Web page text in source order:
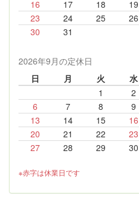
16
17 18 19
23
24 25 26
30
31
2026年9月の定休日
日
月 火 水
1
2
6
7 8 9
13
14 15 16
20
21 22 23
27
28 29 30
※赤字は休業日です